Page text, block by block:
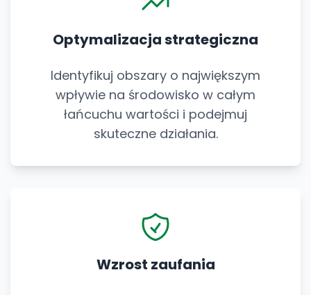
Optymalizacja strategiczna
Identyfikuj obszary o największym
wpływie na środowisko w całym
łańcuchu wartości i podejmuj
skuteczne działania.
Wzrost zaufania